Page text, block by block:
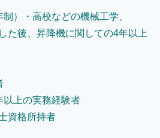
）・高校などの機械工学、
た後、昇降機に関しての4年以上
上の実務経験者
資格所持者